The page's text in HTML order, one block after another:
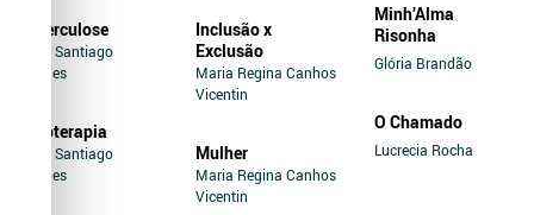
Tuberculose
Jairo Santiago
Novaes
Soroterapia
Jairo Santiago
Novaes
Inclusão x
Exclusão
Maria Regina Canhos
Vicentin
Mulher
Maria Regina Canhos
Vicentin
Minh’Alma
Risonha
Glória Brandão
O Chamado
Lucrecia Rocha